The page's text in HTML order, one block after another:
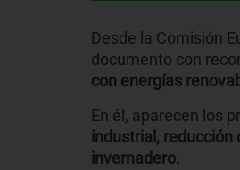
Desde la Comisión
documento con
con energías
En él, aparecen los
industrial, reducción
invernadero.